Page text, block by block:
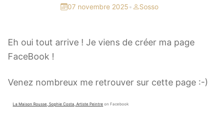
07 novembre 2025• Sosso
Eh oui tout arrive ! Je viens de créer ma page
FaceBook !
Venez nombreux me retrouver sur cette page :-)
La Maison Rousse, Sophie Costa, Artiste Peintre on Facebook